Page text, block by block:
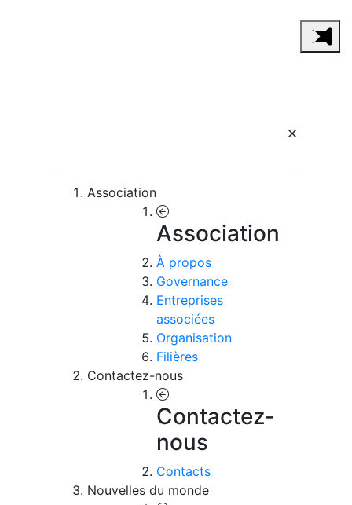
Association
Association
À propos
Governance
Entreprises
associées
Organisation
Filières
Contactez-nous
Contactez-
nous
Contacts
Nouvelles du monde